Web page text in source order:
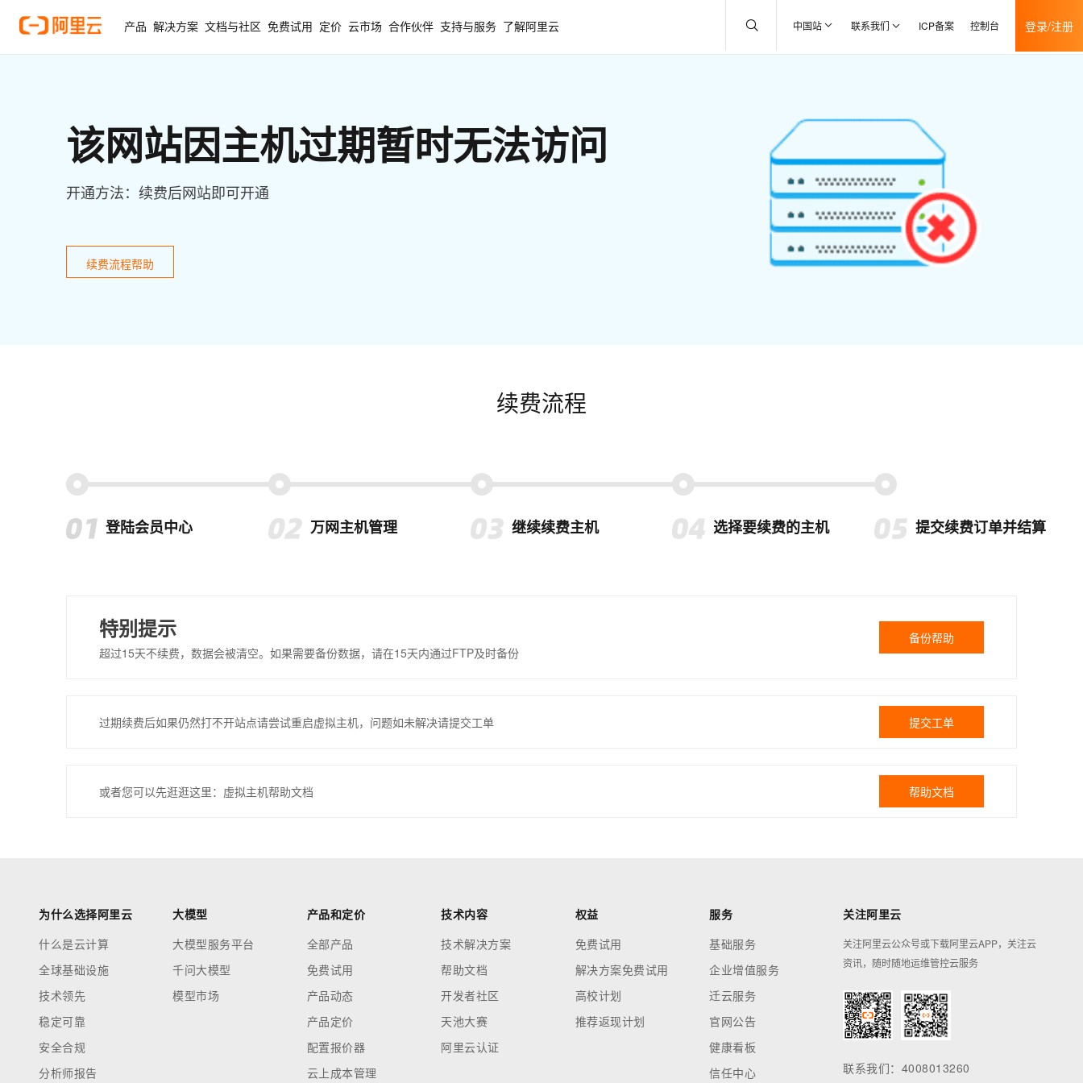
产品 解决方案 文档与社区 免费试用 定价 云市场 合作伙伴 支持与服务 了解阿里云 中国站 联系我们 ICP备案 控制台 登录/注册
该网站因主机过期暂时无法访问
开通方法：续费后网站即可开通
续费流程帮助
续费流程
登陆会员中心 万网主机管理 继续续费主机 选择要续费的主机 提交续费订单并结算
特别提示
超过15天不续费，数据会被清空。如果需要备份数据，请在15天内通过FTP及时备份
备份帮助
过期续费后如果仍然打不开站点请尝试重启虚拟主机，问题如未解决请提交工单 提交工单
或者您可以先逛逛这里：虚拟主机帮助文档 帮助文档